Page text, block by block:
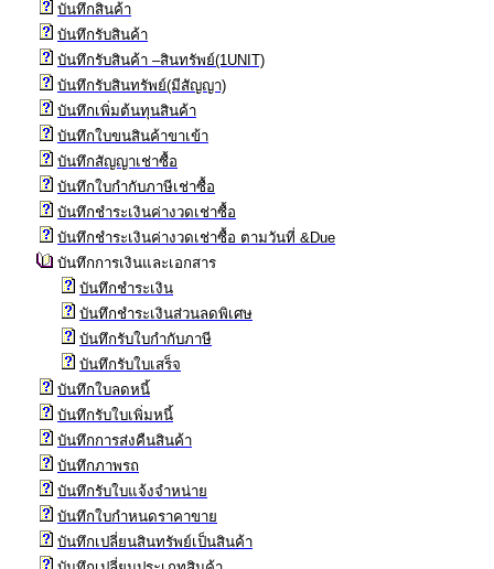
บันทึกสินค้า
บันทึกรับสินค้า
บันทึกรับสินค้า –สินทรัพย์(1UNIT)
บันทึกรับสินทรัพย์(มีสัญญา)
บันทึกเพิ่มต้นทุนสินค้า
บันทึกใบขนสินค้าขาเข้า
บันทึกสัญญาเช่าซื้อ
บันทึกใบกำกับภาษีเช่าซื้อ
บันทึกชำระเงินค่างวดเช่าซื้อ
บันทึกชำระเงินค่างวดเช่าซื้อ ตามวันที่ &Due
บันทึกการเงินและเอกสาร
บันทึกชำระเงิน
บันทึกชำระเงินส่วนลดพิเศษ
บันทึกรับใบกำกับภาษี
บันทึกรับใบเสร็จ
บันทึกใบลดหนี้
บันทึกรับใบเพิ่มหนี้
บันทึกการส่งคืนสินค้า
บันทึกภาพรถ
บันทึกรับใบแจ้งจำหน่าย
บันทึกใบกำหนดราคาขาย
บันทึกเปลี่ยนสินทรัพย์เป็นสินค้า